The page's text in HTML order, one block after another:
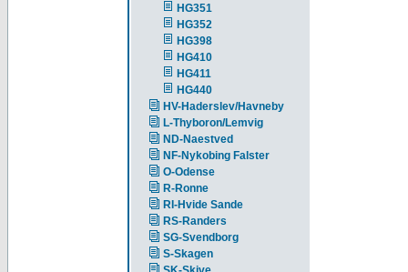
HG351
HG352
HG398
HG410
HG411
HG440
HV-Haderslev/Havneby
L-Thyboron/Lemvig
ND-Naestved
NF-Nykobing Falster
O-Odense
R-Ronne
RI-Hvide Sande
RS-Randers
SG-Svendborg
S-Skagen